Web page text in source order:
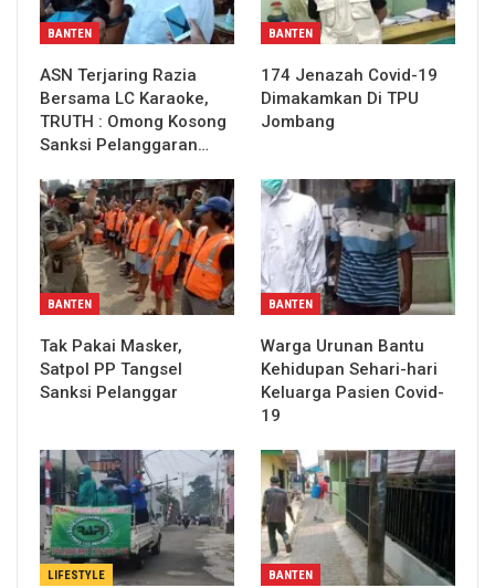
BANTEN
ASN Terjaring Razia
Bersama LC Karaoke,
TRUTH : Omong Kosong
Sanksi Pelanggaran…
BANTEN
174 Jenazah Covid-19
Dimakamkan Di TPU
Jombang
BANTEN
Tak Pakai Masker,
Satpol PP Tangsel
Sanksi Pelanggar
BANTEN
Warga Urunan Bantu
Kehidupan Sehari-hari
Keluarga Pasien Covid-
19
LIFESTYLE BANTEN